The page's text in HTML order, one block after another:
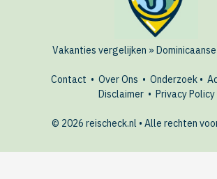
»Dominicaanse
Disclaimer•Privacy Policy
Bekijk hotels in